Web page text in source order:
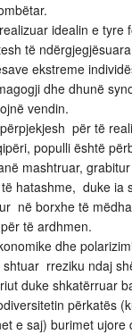
idealin e tyre
të
ekstreme
dhe dhunë
vendin.
për të
populli është
mashtruar,
hatashme, duke ia
në borxhe të
të ardhmen.
dhe
shtuar rreziku ndaj
duke shkatërruar
përkatës
e saj) burimet ujore